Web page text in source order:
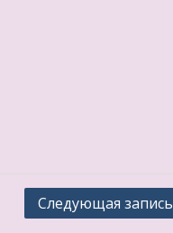
Следующая запись